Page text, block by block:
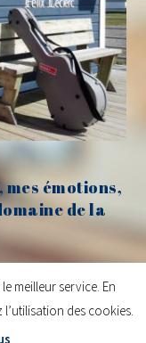
émotions,
de la
Claude Fèvre
des balles
meilleur service. En
des cookies.